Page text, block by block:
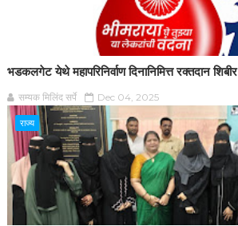
भडकलगेट येथे महापरिनिर्वाण दिनानिमित्त रक्तदान शिबीर
सम्यक मिलिंद सर्पे Dec 04, 2025
राज्य